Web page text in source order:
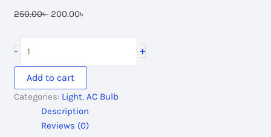
250.00৳ Original
200.00৳
-
Nano
Watt
Led
quantity
+
Add to cart
Categories: Light,AC Bulb
Description
Reviews (0)